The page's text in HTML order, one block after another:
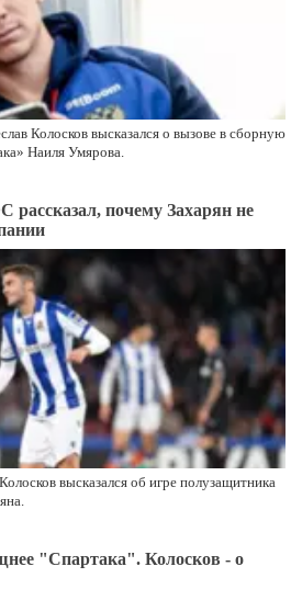
Колосков высказался о вызове в сборную
Наиля Умярова.
рассказал, почему Захарян не
высказался об игре полузащитника
"Спартака". Колосков - о